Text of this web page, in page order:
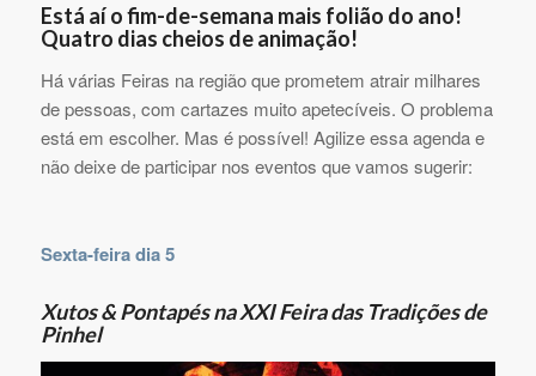
Está aí o fim-de-semana mais folião do ano!
Quatro dias cheios de animação!
Há várias Feiras na região que prometem atrair milhares
de pessoas, com cartazes muito apetecíveis. O problema
está em escolher. Mas é possível! Agilize essa agenda e
não deixe de participar nos eventos que vamos sugerir:
Sexta-feira dia 5
Xutos & Pontapés na XXI Feira das Tradições de
Pinhel